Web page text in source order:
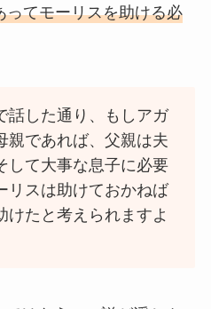
てモーリスを助ける必
話した通り、もしアガ
親であれば、父親は夫
して大事な息子に必要
リスは助けておかねば
けたと考えられますよ